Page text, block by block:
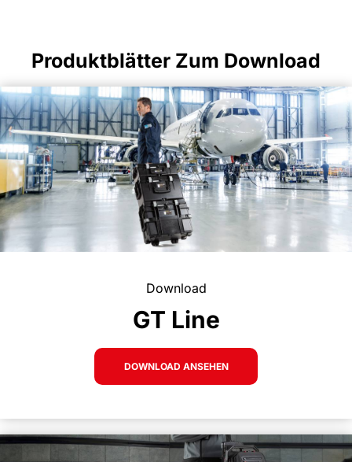
Produktblätter Zum Download
Download
GT Line
DOWNLOAD ANSEHEN